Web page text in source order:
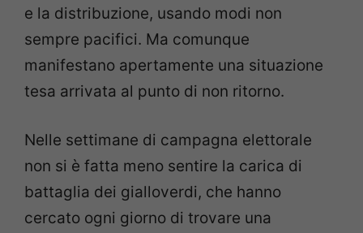
e la distribuzione, usando modi non
sempre pacifici. Ma comunque
manifestano apertamente una situazione
tesa arrivata al punto di non ritorno.
Nelle settimane di campagna elettorale
non si è fatta meno sentire la carica di
battaglia dei gialloverdi, che hanno
cercato ogni giorno di trovare una